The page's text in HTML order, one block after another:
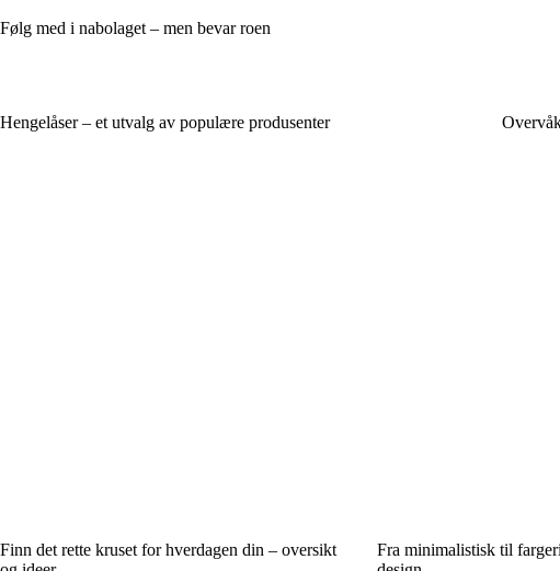
Følg med i nabolaget – men bevar roen
Hengelåser – et utvalg av populære produsenter
Finn det rette kruset for hverdagen din – oversikt
Fra minimalistisk til